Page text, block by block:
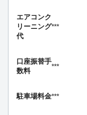
エアコンク
リーニング
代
***
口座振替手
数料
***
駐車場料金***